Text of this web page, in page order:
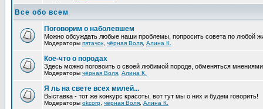
Все обо всем
Поговорим о наболевшем
Можно обсуждать любые наши проблемы, попросить совета по любой
Модераторы пятачок чёрная Воля Алина К.
Кое-что о породах
Здесь можно поговоить о своей любимой породе, обменяться
Модераторы чёрная Воля Алина К.
Я ль на свете всех милей...
Выставка - тот же конкурс красоты, вот тут мы о них и будем говорить!
Модераторы okcorp чёрная Воля Алина К.